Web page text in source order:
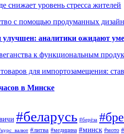
снижает уровень стресса жителей
с помощью продуманных
аналитики ожидают
к функциональным
для импортозамещения:
в Минске
#беларусь #берёза
#литва #медицина #минск #мото